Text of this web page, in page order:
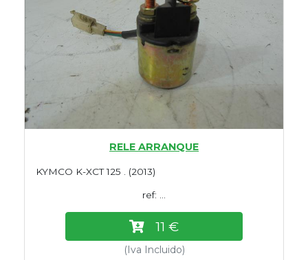
RELE ARRANQUE
KYMCO K-XCT 125 . (2013)
ref: ...
11 €
(Iva Incluido)